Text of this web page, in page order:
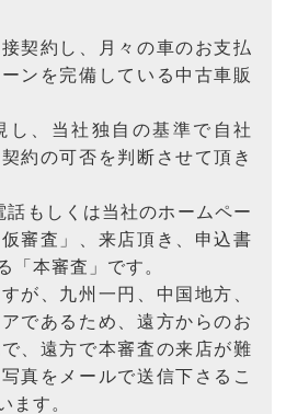
契約し、月々の車のお支払
ンを完備している中古車販
し、当社独自の基準で自社
約の可否を判断させて頂き
もしくは当社のホームペー
審査」、来店頂き、申込書
「本審査」です。
が、九州一円、中国地方、
であるため、遠方からのお
、遠方で本審査の来店が難
真をメールで送信下さるこ
ます。